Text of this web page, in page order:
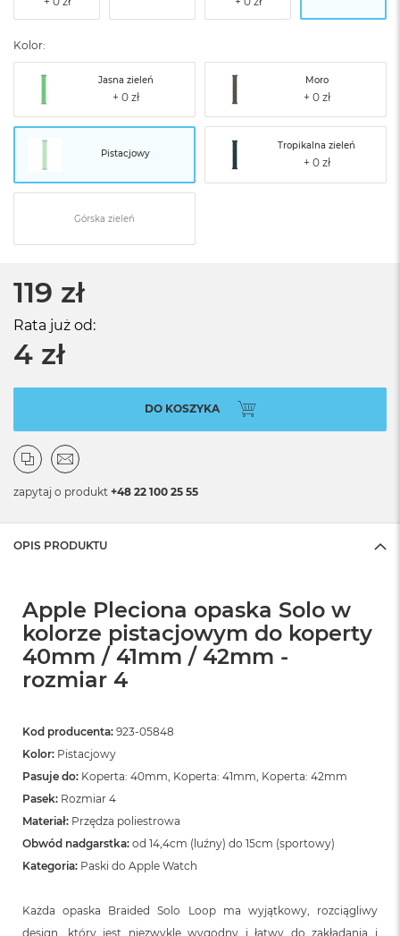
Kolor:
Jasna zieleń Moro
Pistacjowy
Tropikalna zieleń
Górska zieleń
119 zł
Rata już od:
4 zł
DO KOSZYKA
zapytaj o produkt +48 22 100 25 55
OPIS PRODUKTU
Apple Pleciona opaska Solo w
kolorze pistacjowym do koperty
40mm / 41mm / 42mm -
rozmiar 4
Kod producenta: 923-05848
Kolor: Pistacjowy
Pasuje do: Koperta: 40mm, Koperta: 41mm, Koperta: 42mm
Pasek: Rozmiar 4
Materiał: Przędza poliestrowa
Obwód nadgarstka: od 14,4cm (luźny) do 15cm (sportowy)
Kategoria: Paski do Apple Watch
Każda opaska Braided Solo Loop ma wyjątkowy, rozciągliwy
design, który jest niezwykle wygodny i łatwy do zakładania i